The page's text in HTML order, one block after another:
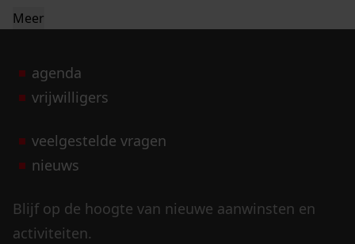
Meer
agenda
vrijwilligers
veelgestelde vragen
nieuws
Blijf op de hoogte van nieuwe aanwinsten en
activiteiten.